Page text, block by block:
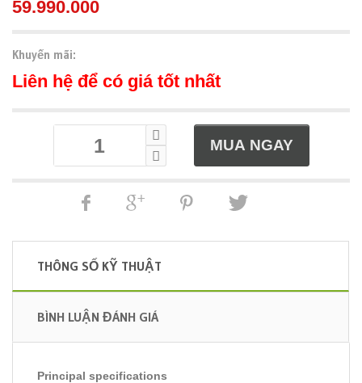
59.990.000
Khuyến mãi:
Liên hệ để có giá tốt nhất
THÔNG SỐ KỸ THUẬT
BÌNH LUẬN ĐÁNH GIÁ
Principal specifications